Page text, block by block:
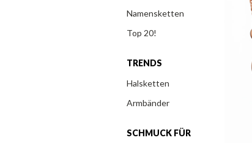
Namensketten
Top 20!
TRENDS
Halsketten
Armbänder
SCHMUCK FÜR